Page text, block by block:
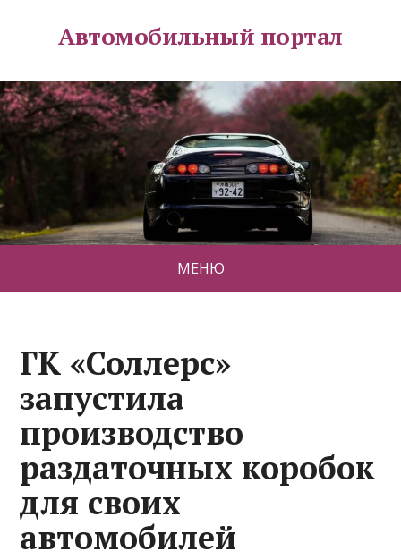
Автомобильный портал
МЕНЮ
ГК «Соллерс»
запустила
производство
раздаточных коробок
для своих
автомобилей